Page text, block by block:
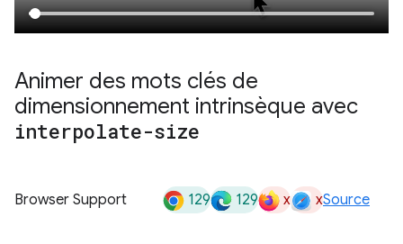
Animer des mots clés de
dimensionnement intrinsèque avec
interpolate-size
Browser Support 129 129 x xSource